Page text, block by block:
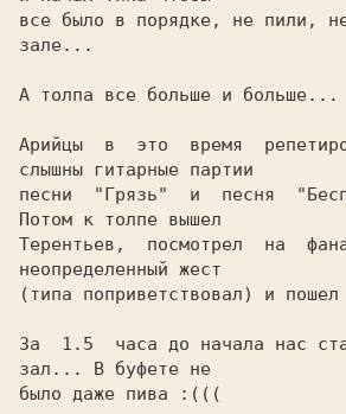
все было в порядке, не пили,
зале...
А толпа все больше и больше...
Арийцы  в  это  время
слышны гитарные партии
песни  "Грязь"  и  песня
Потом к толпе вышел
Терентьев,  посмотрел  на
неопределенный жест
(типа поприветствовал) и пошел
За  1.5  часа до начала нас
зал... В буфете не
было даже пива :(((